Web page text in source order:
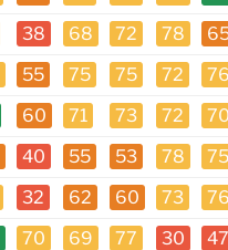
38 68 72 78
55 75 75 72 76
60 71 73 72 70
40 55 53 78 75
32 62 60 73 76
70 69 77 30 47